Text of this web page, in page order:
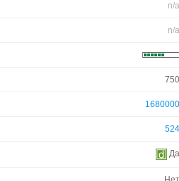
n/a
n/a
750
1680000
524
Да